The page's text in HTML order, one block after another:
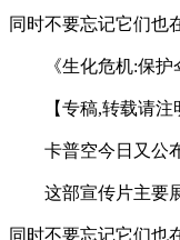
同时不要忘记它们也
《生化危机:保
【专稿,转载请注
卡普空今日又公
这部宣传片主要
同时不要忘记它们也